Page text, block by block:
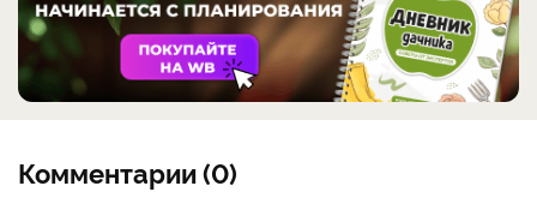
Комментарии (0)